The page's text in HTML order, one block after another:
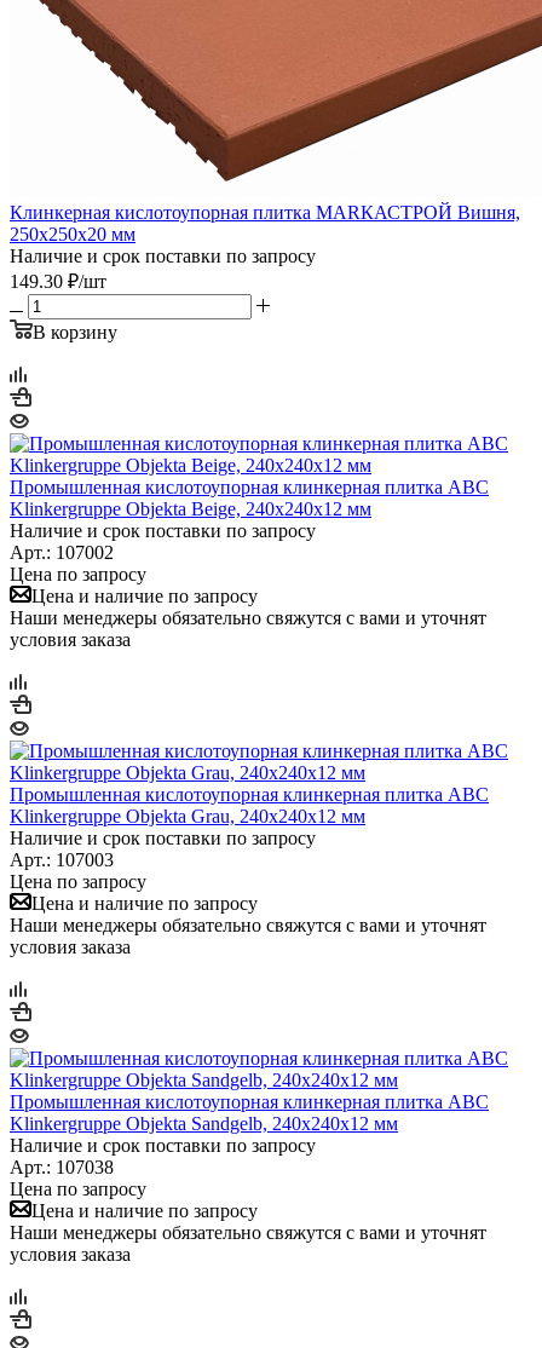
Клинкерная кислотоупорная плитка МАRКАСТРОЙ Вишня,
250х250х20 мм
Наличие и срок поставки по запросу
149.30 ₽/шт
В корзину
Промышленная кислотоупорная клинкерная плитка ABC
Klinkergruppe Objekta Beige, 240х240х12 мм
Наличие и срок поставки по запросу
Арт.: 107002
Цена по запросу
Цена и наличие по запросу
Наши менеджеры обязательно свяжутся с вами и уточнят
условия заказа
Промышленная кислотоупорная клинкерная плитка ABC
Klinkergruppe Objekta Grau, 240х240х12 мм
Наличие и срок поставки по запросу
Арт.: 107003
Цена по запросу
Цена и наличие по запросу
Наши менеджеры обязательно свяжутся с вами и уточнят
условия заказа
Промышленная кислотоупорная клинкерная плитка ABC
Klinkergruppe Objekta Sandgelb, 240х240х12 мм
Наличие и срок поставки по запросу
Арт.: 107038
Цена по запросу
Цена и наличие по запросу
Наши менеджеры обязательно свяжутся с вами и уточнят
условия заказа